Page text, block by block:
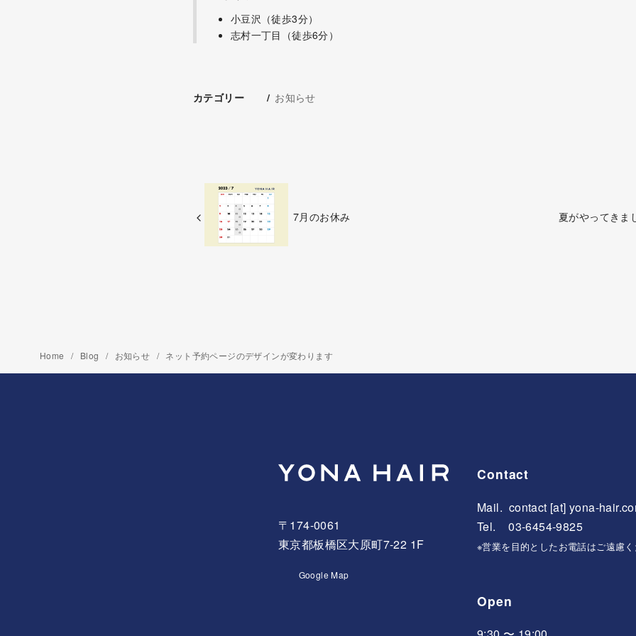
小豆沢（徒歩3分）
志村一丁目（徒歩6分）
カテゴリー お知らせ
7月のお休み 夏がやってきま
Home Blog お知らせ ネット予約ページのデザインが変わります
〒174-0061
東京都板橋区大原町7-22 1F
Google Map
Contact
Mail. contact [at] yona-
Tel. 03-6454-9825
※営業を目的としたお電話はご遠慮
Open